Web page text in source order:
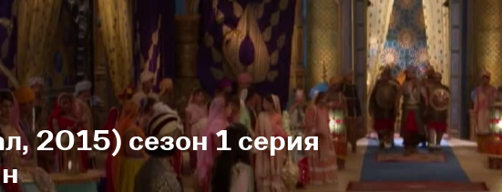
2015) сезон 1 серия